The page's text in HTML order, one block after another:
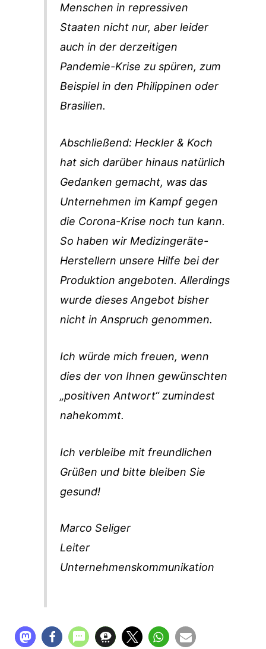
Menschen in repressiven
Staaten nicht nur, aber leider
auch in der derzeitigen
Pandemie-Krise zu spüren, zum
Beispiel in den Philippinen oder
Brasilien.
Abschließend: Heckler & Koch
hat sich darüber hinaus natürlich
Gedanken gemacht, was das
Unternehmen im Kampf gegen
die Corona-Krise noch tun kann.
So haben wir Medizingeräte-
Herstellern unsere Hilfe bei der
Produktion angeboten. Allerdings
wurde dieses Angebot bisher
nicht in Anspruch genommen.
Ich würde mich freuen, wenn
dies der von Ihnen gewünschten
„positiven Antwort“ zumindest
nahekommt.
Ich verbleibe mit freundlichen
Grüßen und bitte bleiben Sie
gesund!
Marco Seliger
Leiter
Unternehmenskommunikation